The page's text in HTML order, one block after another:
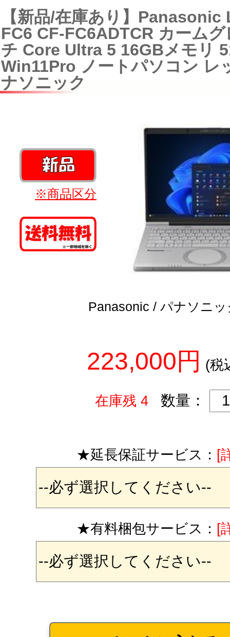
【新品/在庫あり】
FC6 CF-FC6ADTCR カーム
チ Core Ultra 5 16GBメモリ
Win11Pro ノートパソコン レ
ナソニック
※商品区分
Panasonic / パナソニッ
223,000円 (税
在庫残 4 数量：
★延長保証サービス： [
★有料梱包サービス： [